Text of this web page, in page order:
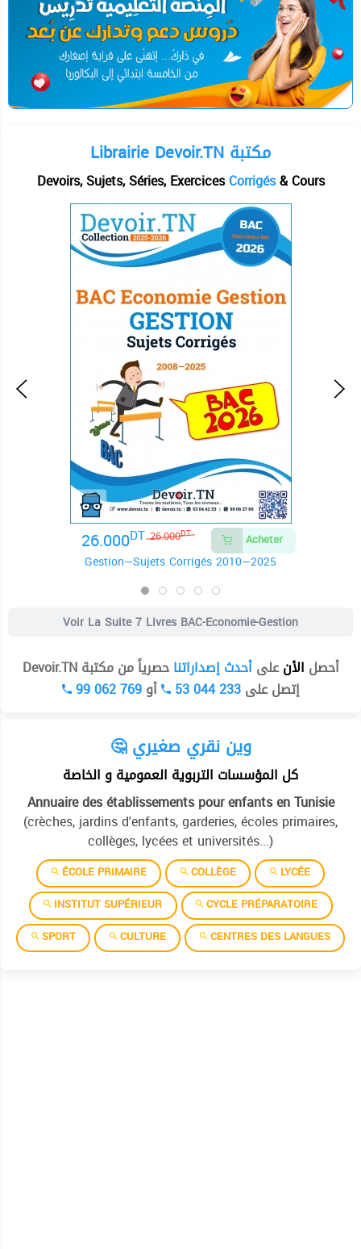
Librairie Devoir.TN مكتبة
Devoirs, Sujets, Séries, ExercicesCorrigés& Cours
26.000DT
26.000DT Acheter
Gestion—Sujets Corrigés 2010—2025
Voir La Suite7 Livres BAC-Economie-Gestion
أحصل الأنعلىأحدث إصداراتناحصرياً من مكتبة Devoir.TN
إتصل على53 044 233 أو99 062 769
🤔 وين نقري صغيري
كل المؤسسات التربوية العمومية و الخاصة
Annuaire des établissements pour enfants en Tunisie
(crèches, jardins d'enfants, garderies, écoles primaires,
collèges, lycées et universités...)
ÉCOLE PRIMAIRE COLLÈGE
LYCÉE
INSTITUT SUPÉRIEUR
CYCLE PRÉPARATOIRE
SPORT
CULTURE CENTRES DES LANGUES